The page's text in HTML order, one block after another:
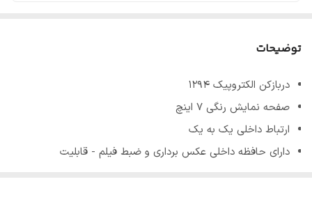
توضیحات
دربازکن الکتروپیک 1294
صفحه نمایش رنگی 7 اینچ
ارتباط داخلی یک به یک
دارای حافظه داخلی عکس برداری و ضبط فیلم - قابلیت